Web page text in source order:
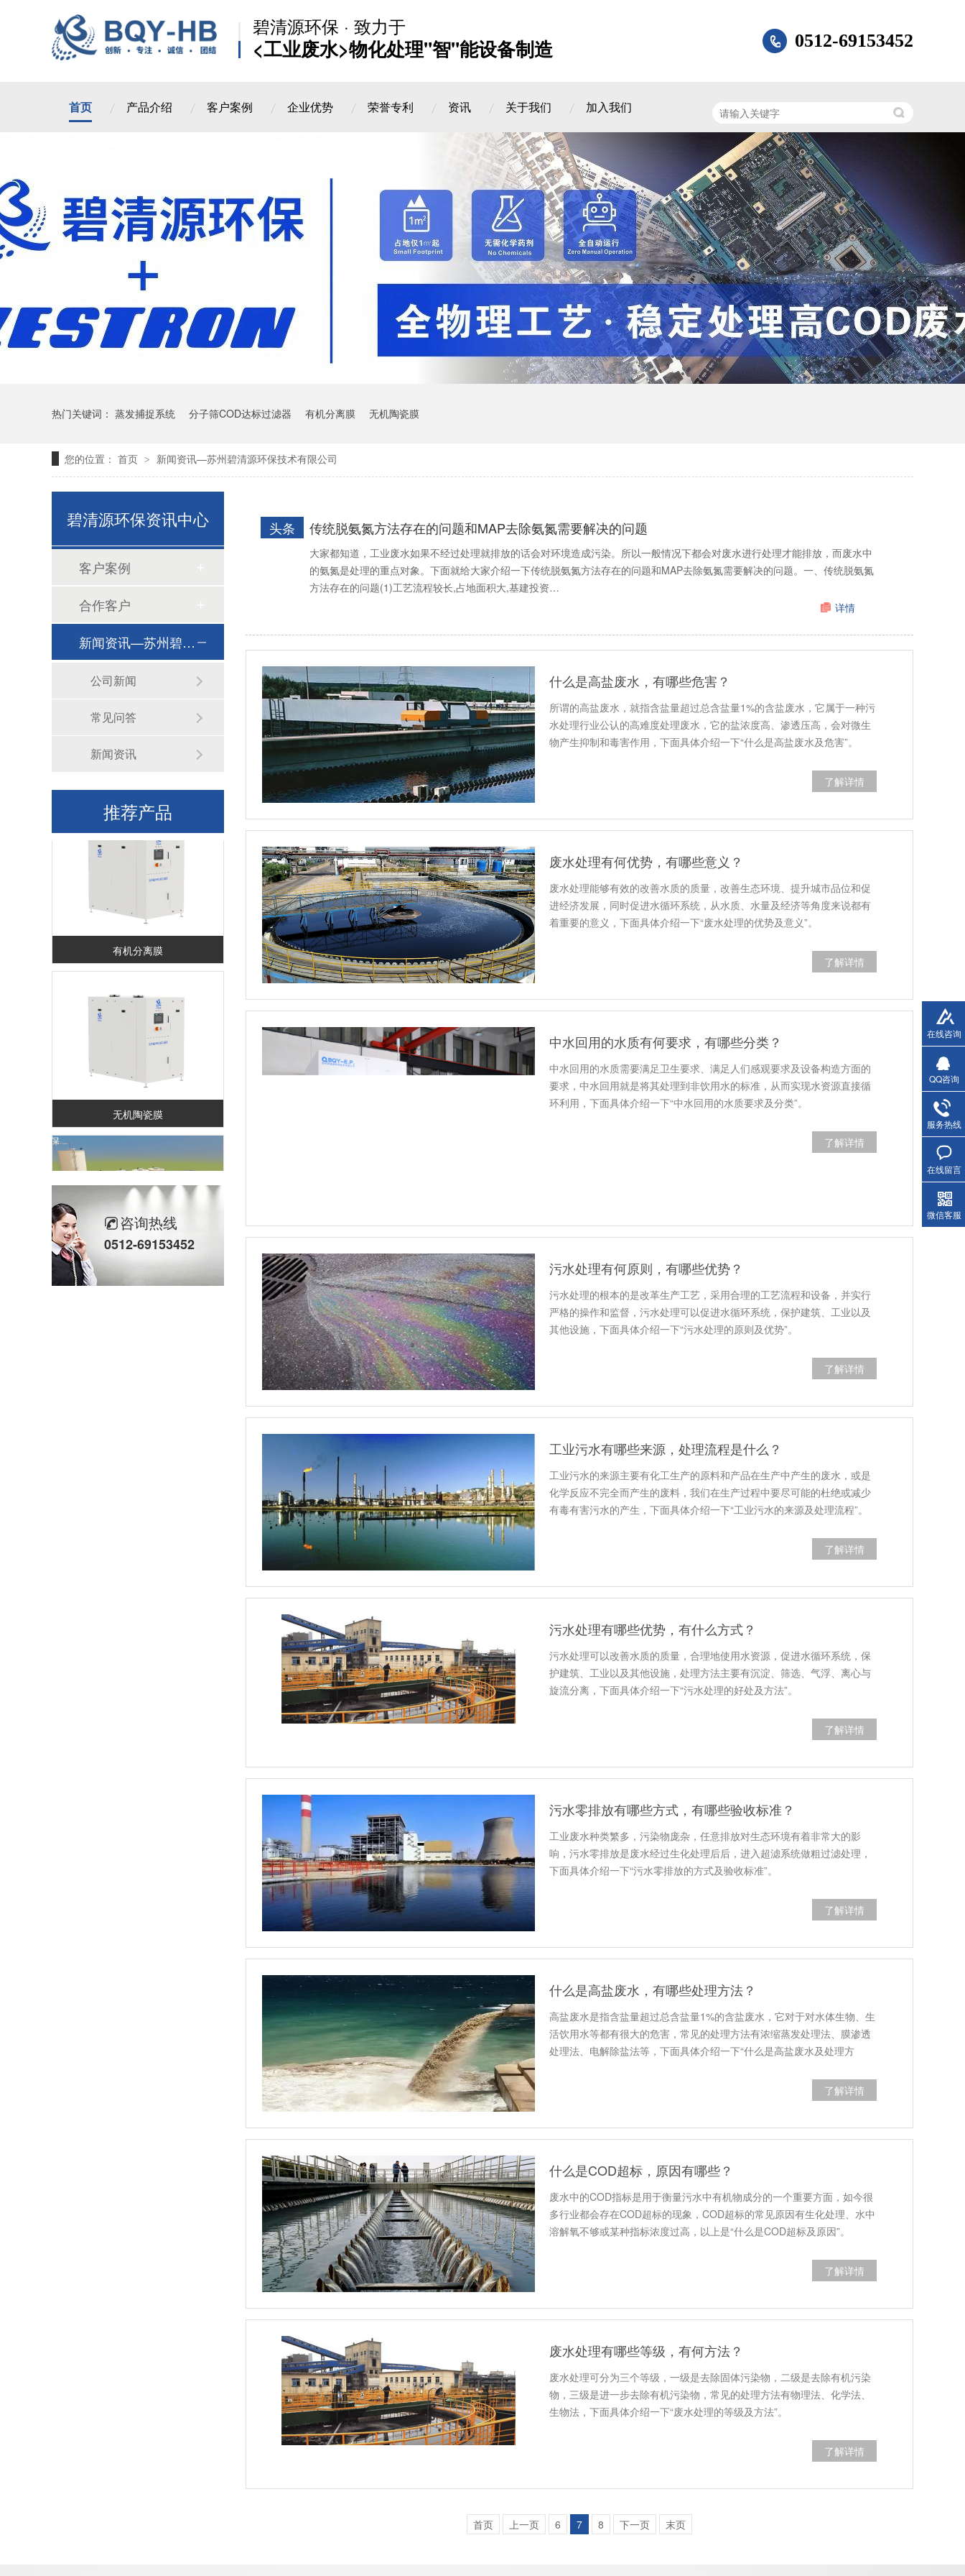
碧清源环保 · 致力于
<工业废水>物化处理"智"能设备制造 0512-69153452
首页 产品介绍 客户案例 企业优势 荣誉专利 资讯 关于我们 加入我们
热门关键词： 蒸发捕捉系统 分子筛COD达标过滤器 有机分离膜 无机陶瓷膜
您的位置： 首页 > 新闻资讯—苏州碧清源环保技术有限公司
传统脱氨氮方法存在的问题和MAP去除氨氮需要解决的问题
头条
大家都知道，工业废水如果不经过处理就排放的话会对环境造成污染。所以一般情况下都会对废水进行处理才能排放，而废水中
的氨氮是处理的重点对象。下面就给大家介绍一下传统脱氨氮方法存在的问题和MAP去除氨氮需要解决的问题。一、传统脱氨氮
方法存在的问题(1)工艺流程较长,占地面积大,基建投资…
详情
什么是高盐废水，有哪些危害？
所谓的高盐废水，就指含盐量超过总含盐量1%的含盐废水，它属于一种污
水处理行业公认的高难度处理废水，它的盐浓度高、渗透压高，会对微生
物产生抑制和毒害作用，下面具体介绍一下“什么是高盐废水及危害”。
了解详情
废水处理有何优势，有哪些意义？
废水处理能够有效的改善水质的质量，改善生态环境、提升城市品位和促
进经济发展，同时促进水循环系统，从水质、水量及经济等角度来说都有
着重要的意义，下面具体介绍一下“废水处理的优势及意义”。
了解详情
中水回用的水质有何要求，有哪些分类？
中水回用的水质需要满足卫生要求、满足人们感观要求及设备构造方面的
要求，中水回用就是将其处理到非饮用水的标准，从而实现水资源直接循
环利用，下面具体介绍一下“中水回用的水质要求及分类”。
了解详情
污水处理有何原则，有哪些优势？
污水处理的根本的是改革生产工艺，采用合理的工艺流程和设备，并实行
严格的操作和监督，污水处理可以促进水循环系统，保护建筑、工业以及
其他设施，下面具体介绍一下“污水处理的原则及优势”。
了解详情
工业污水有哪些来源，处理流程是什么？
工业污水的来源主要有化工生产的原料和产品在生产中产生的废水，或是
化学反应不完全而产生的废料，我们在生产过程中要尽可能的杜绝或减少
有毒有害污水的产生，下面具体介绍一下“工业污水的来源及处理流程”。
了解详情
污水处理有哪些优势，有什么方式？
污水处理可以改善水质的质量，合理地使用水资源，促进水循环系统，保
护建筑、工业以及其他设施，处理方法主要有沉淀、筛选、气浮、离心与
旋流分离，下面具体介绍一下“污水处理的好处及方法”。
了解详情
污水零排放有哪些方式，有哪些验收标准？
工业废水种类繁多，污染物庞杂，任意排放对生态环境有着非常大的影
响，污水零排放是废水经过生化处理后后，进入超滤系统做粗过滤处理，
下面具体介绍一下“污水零排放的方式及验收标准”。
了解详情
什么是高盐废水，有哪些处理方法？
高盐废水是指含盐量超过总含盐量1%的含盐废水，它对于对水体生物、生
活饮用水等都有很大的危害，常见的处理方法有浓缩蒸发处理法、膜渗透
处理法、电解除盐法等，下面具体介绍一下“什么是高盐废水及处理方
了解详情
什么是COD超标，原因有哪些？
废水中的COD指标是用于衡量污水中有机物成分的一个重要方面，如今很
多行业都会存在COD超标的现象，COD超标的常见原因有生化处理、水中
溶解氧不够或某种指标浓度过高，以上是“什么是COD超标及原因”。
了解详情
废水处理有哪些等级，有何方法？
废水处理可分为三个等级，一级是去除固体污染物，二级是去除有机污染
物，三级是进一步去除有机污染物，常见的处理方法有物理法、化学法、
生物法，下面具体介绍一下“废水处理的等级及方法”。
了解详情
首页 上一页 6 7 8 下一页 末页
碧清源环保资讯中心
客户案例
合作客户
新闻资讯—苏州碧清源环保技术有限公司
公司新闻
常见问答
新闻资讯
推荐产品
蒸发捕捉系统
有机分离膜
无机陶瓷膜
蒸发捕捉系统
咨询热线
0512-69153452
在线咨询
QQ咨询
服务热线
在线留言
微信客服